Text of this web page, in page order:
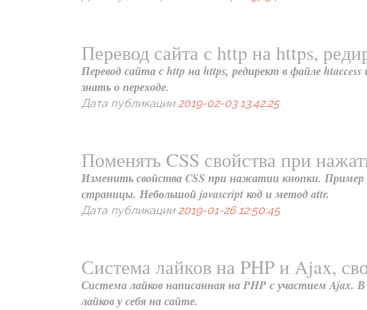
Перевод сайта с http на https,
Перевод сайта с http на https, редирект в файле
знать о переходе.
Дата публикации 2019-02-03 13:42:25
Поменять CSS свойства при
Изменить свойства CSS при нажатии кнопки. Пример
страницы. Небольшой javascript код и метод attr.
Дата публикации 2019-01-26 12:50:45
Система лайков на PHP и Ajax,
Система лайков написанная на PHP с участием Ajax.
лайков у себя на сайте.